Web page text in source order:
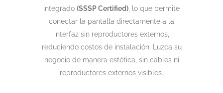
integrado (SSSP Certified) , lo que permite
conectar la pantalla directamente a la
interfaz sin reproductores externos,
reduciendo costos de instalación. Luzca su
negocio de manera estética, sin cables ni
reproductores externos visibles.